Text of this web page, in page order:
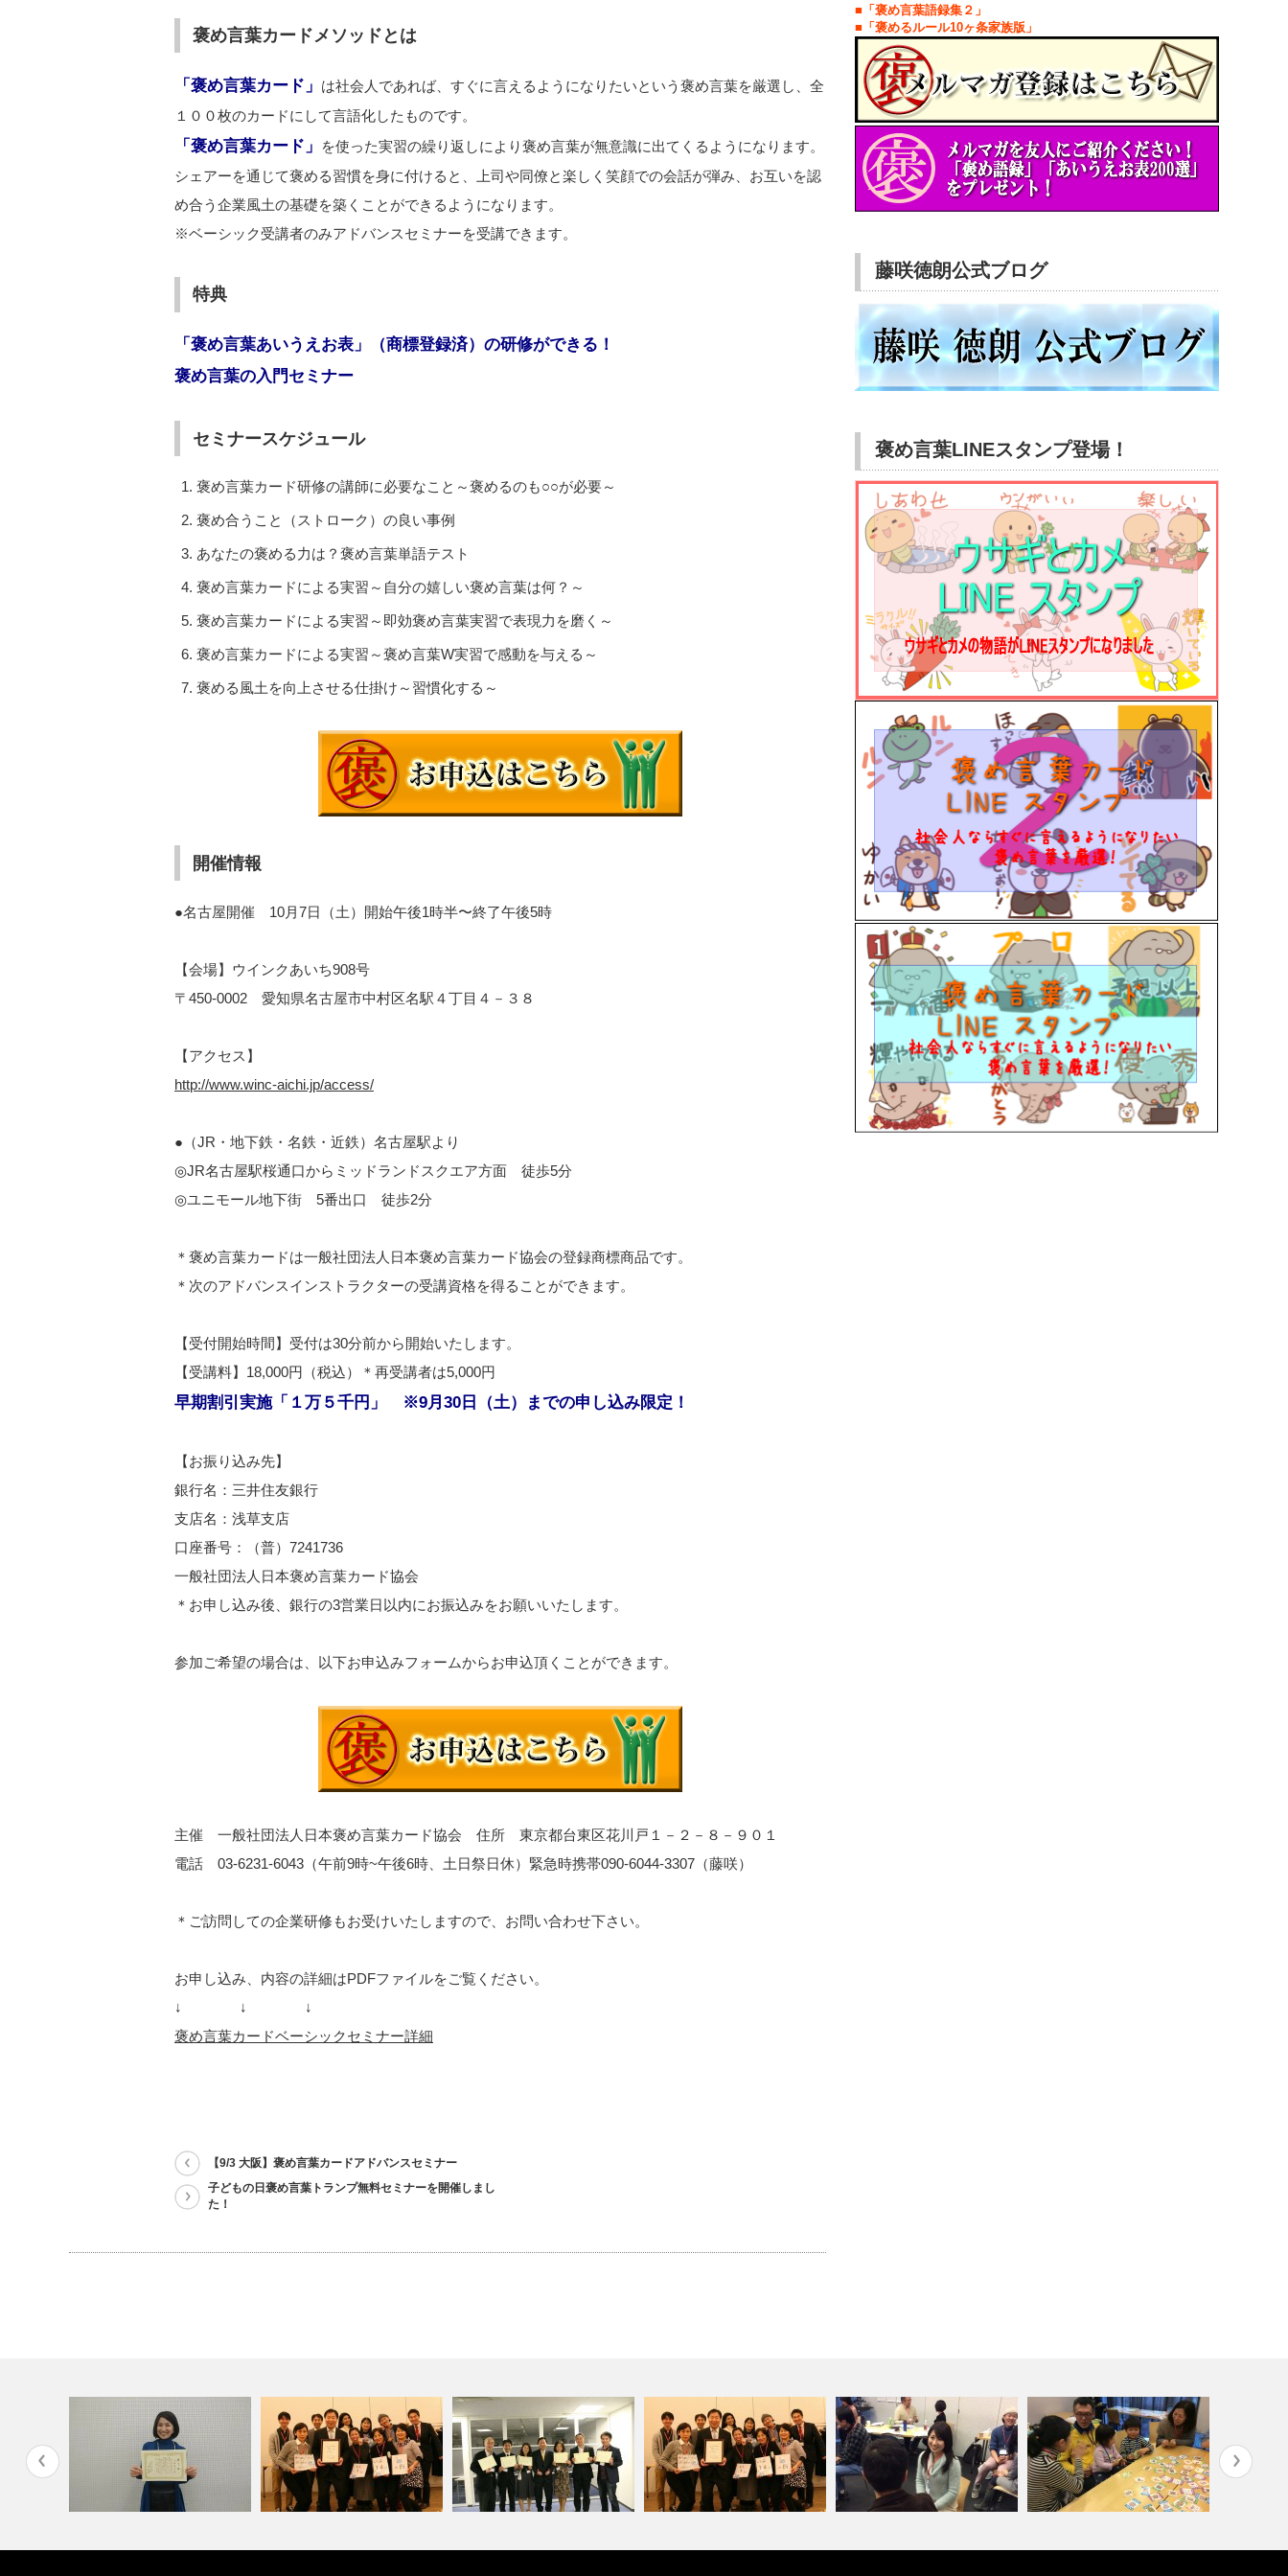
褒め言葉カードメソッドとは
「褒め言葉カード」 は社会人であれば、すぐに言えるようになりたいという褒め言葉を厳選し、全
１００枚のカードにして言語化したものです。
「褒め言葉カード」
を使った実習の繰り返しにより褒め言葉が無意識に出てくるようになります。
シェアーを通じて褒める習慣を身に付けると、上司や同僚と楽しく笑顔での会話が弾み、お互いを認
め合う企業風土の基礎を築くことができるようになります。
※ベーシック受講者のみアドバンスセミナーを受講できます。
特典
「褒め言葉あいうえお表」（商標登録済）の研修ができる！
褒め言葉の入門セミナー
セミナースケジュール
褒め言葉カード研修の講師に必要なこと～褒めるのも○○が必要～
褒め合うこと（ストローク）の良い事例
あなたの褒める力は？褒め言葉単語テスト
褒め言葉カードによる実習～自分の嬉しい褒め言葉は何？～
褒め言葉カードによる実習～即効褒め言葉実習で表現力を磨く～
褒め言葉カードによる実習～褒め言葉W実習で感動を与える～
褒める風土を向上させる仕掛け～習慣化する～
開催情報
●名古屋開催 10月7日（土）開始午後1時半〜終了午後5時
【会場】ウインクあいち908号
〒450-0002 愛知県名古屋市中村区名駅４丁目４－３８
【アクセス】
http://www.winc-aichi.jp/access/
●（JR・地下鉄・名鉄・近鉄）名古屋駅より
◎JR名古屋駅桜通口からミッドランドスクエア方面 徒歩5分
◎ユニモール地下街 5番出口 徒歩2分
＊褒め言葉カードは一般社団法人日本褒め言葉カード協会の登録商標商品です。
＊次のアドバンスインストラクターの受講資格を得ることができます。
【受付開始時間】受付は30分前から開始いたします。
【受講料】18,000円（税込）＊再受講者は5,000円
早期割引実施「１万５千円」 ※9月30日（土）までの申し込み限定！
【お振り込み先】
銀行名：三井住友銀行
支店名：浅草支店
口座番号：（普）7241736
一般社団法人日本褒め言葉カード協会
＊お申し込み後、銀行の3営業日以内にお振込みをお願いいたします。
参加ご希望の場合は、以下お申込みフォームからお申込頂くことができます。
主催 一般社団法人日本褒め言葉カード協会 住所 東京都台東区花川戸１－２－８－９０１
電話 03-6231-6043（午前9時~午後6時、土日祭日休）緊急時携帯090-6044-3307（藤咲）
＊ご訪問しての企業研修もお受けいたしますので、お問い合わせ下さい。
お申し込み、内容の詳細はPDFファイルをご覧ください。
↓ ↓ ↓
褒め言葉カードベーシックセミナー詳細
【9/3 大阪】褒め言葉カードアドバンスセミナー
子どもの日褒め言葉トランプ無料セミナーを開催しまし
た！
■「褒め言葉語録集２」
■「褒めるルール10ヶ条家族版」
藤咲徳朗公式ブログ
褒め言葉LINEスタンプ登場！